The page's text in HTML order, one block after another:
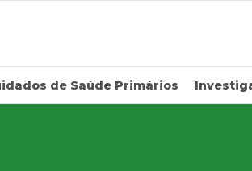
de Saúde Primários